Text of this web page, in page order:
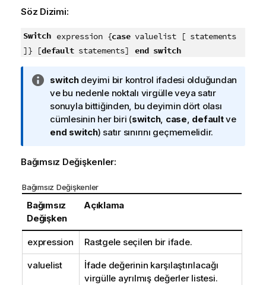
Söz Dizimi:
Switch expression {casevaluelist [ statements
]} [defaultstatements] end switch
B
i
l
g
i
o
u
switchdeyimi bir kontrol ifadesi olduğundan
ve bu nedenle noktalı virgülle veya satır
sonuyla bittiğinden, bu deyimin dört olası
cümlesinin her biri (switch, case, defaultve
end switch) satır sınırını geçmemelidir.
Bağımsız Değişkenler:
Bağımsız Değişkenler
Bağımsız
Değişken
Açıklama
expression Rastgele seçilen bir ifade.
valuelist
İfade değerinin karşılaştırılacağı
virgülle ayrılmış değerler listesi.